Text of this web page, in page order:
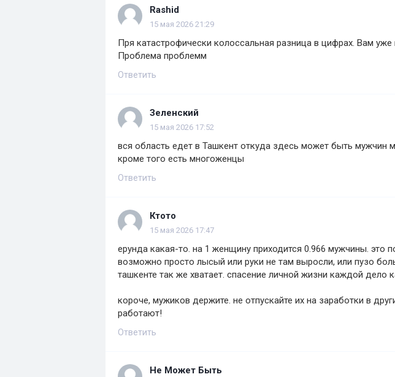
Rashid
15 мая 2026 21:29
Пря катастрофически колоссальная разница в цифрах. Вам уже
Проблема проблемм
Ответить
Зеленский
15 мая 2026 17:52
вся область едет в Ташкент откуда здесь может быть мужчин
кроме того есть многоженцы
Ответить
Ктото
15 мая 2026 17:47
ерунда какая-то. на 1 женщину приходится 0.966 мужчины. это
возможно просто лысый или руки не там выросли, или пузо
ташкенте так же хватает. спасение личной жизни каждой дело
короче, мужиков держите. не отпускайте их на заработки в
работают!
Ответить
Не Может Быть